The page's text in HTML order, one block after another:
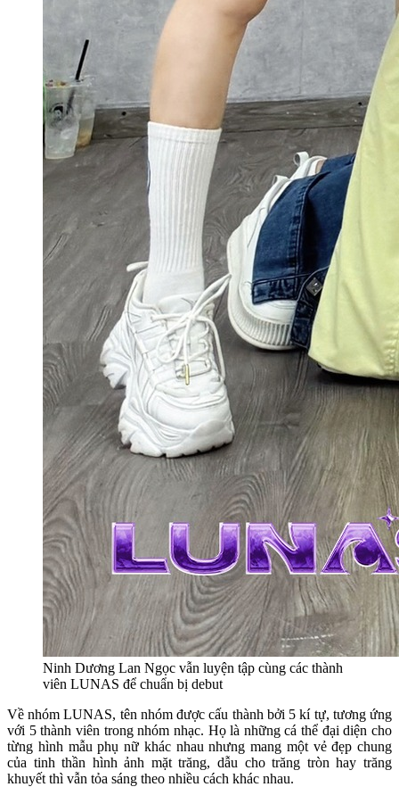
Ninh Dương Lan Ngọc vẫn luyện tập cùng các thành
viên LUNAS để chuẩn bị debut
Về nhóm LUNAS, tên nhóm được cấu thành bởi 5 kí tự, tương ứng
với 5 thành viên trong nhóm nhạc. Họ là những cá thể đại diện cho
từng hình mẫu phụ nữ khác nhau nhưng mang một vẻ đẹp chung
của tinh thần hình ảnh mặt trăng, dẫu cho trăng tròn hay trăng
khuyết thì vẫn tỏa sáng theo nhiều cách khác nhau.